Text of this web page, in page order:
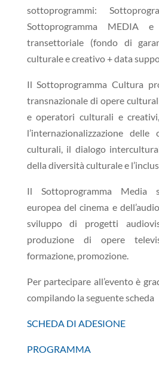
sottoprogrammi:
Sottoprogramma MEDIA
transettoriale (fondo di
culturale e creativo + data
Il Sottoprogramma Cultura
transnazionale di opere
e operatori culturali e
l’internazionalizzazione delle
culturali, il dialogo
della diversità culturale e
Il Sottoprogramma Media
europea del cinema e
sviluppo di progetti
produzione di opere
formazione, promozione.
Per partecipare all’evento è
compilando la seguente scheda
SCHEDA DI ADESIONE
PROGRAMMA